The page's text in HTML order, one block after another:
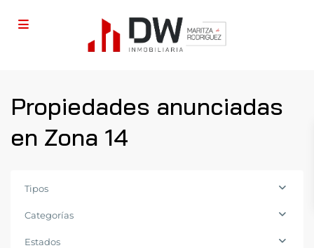
Propiedades anunciadas
en Zona 14
Tipos
Categorías
Estados